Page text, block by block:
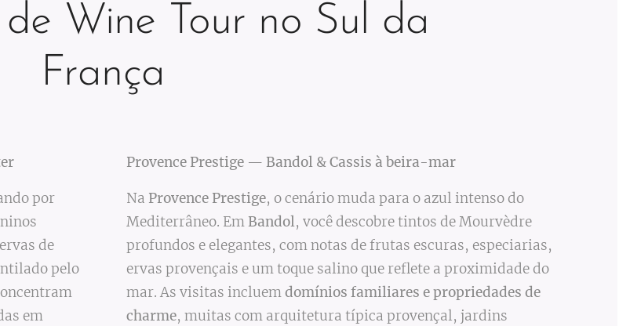
de Wine Tour no Sul da
França
por
de
pelo
em
Provence Prestige — Bandol & Cassis à beira-mar
Na Provence Prestige, o cenário muda para o azul intenso do
Mediterrâneo. Em Bandol, você descobre tintos de Mourvèdre
profundos e elegantes, com notas de frutas escuras, especiarias,
ervas provençais e um toque salino que reflete a proximidade do
mar. As visitas incluemdomínios familiares e propriedades de
charme, muitas com arquitetura típica provençal, jardins